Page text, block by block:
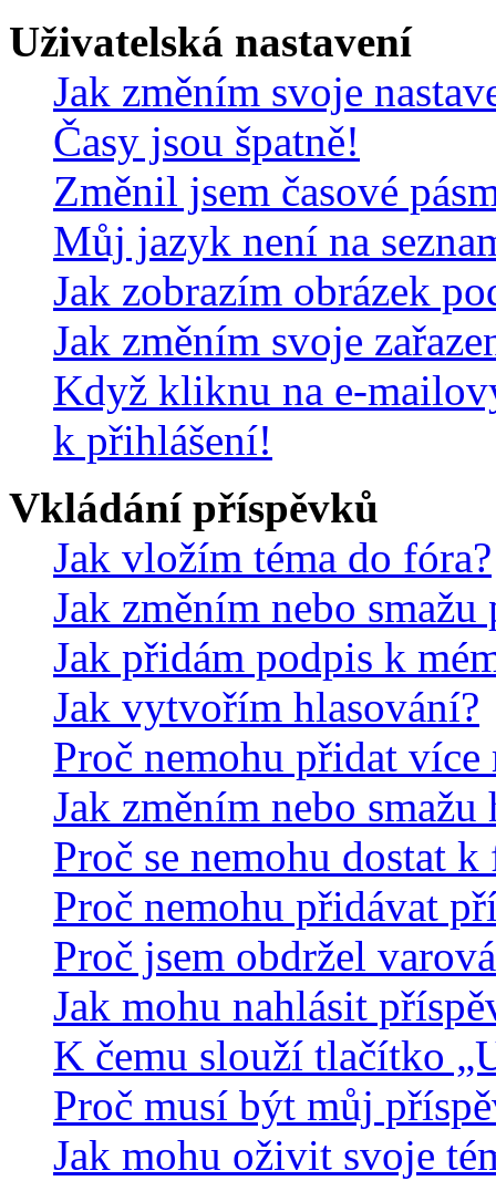
Uživatelská nastavení
Jak změním svoje
Časy jsou špatně!
Změnil jsem časové
Můj jazyk není na
Jak zobrazím obrázek
Jak změním svoje
Když kliknu na e-
k přihlášení!
Vkládání příspěvků
Jak vložím téma do fóra?
Jak změním nebo smažu
Jak přidám podpis k
Jak vytvořím hlasování?
Proč nemohu přidat
Jak změním nebo smažu
Proč se nemohu dostat k
Proč nemohu přidávat
Proč jsem obdržel
Jak mohu nahlásit
K čemu slouží tlačítko
Proč musí být můj
Jak mohu oživit svoje